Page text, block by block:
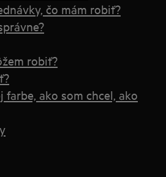
čo mám robiť?
robiť?
ako som chcel, ako